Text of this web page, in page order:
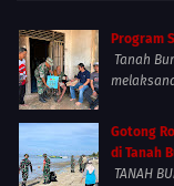
Program
Tanah
Gotong
di Tanah
TANAH